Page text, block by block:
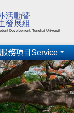
服務項目Service